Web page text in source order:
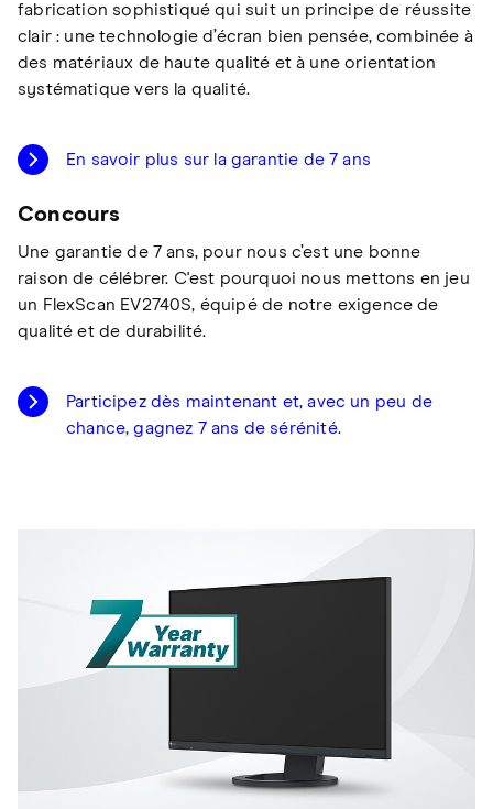
fabrication sophistiqué qui suit un principe de réussite
clair : une technologie d’écran bien pensée, combinée à
des matériaux de haute qualité et à une orientation
systématique vers la qualité.
En savoir plus sur la garantie de 7 ans
Concours
Une garantie de 7 ans, pour nous c’est une bonne
raison de célébrer. C'est pourquoi nous mettons en jeu
un FlexScan EV2740S, équipé de notre exigence de
qualité et de durabilité.
Participez dès maintenant et, avec un peu de
chance, gagnez 7 ans de sérénité.